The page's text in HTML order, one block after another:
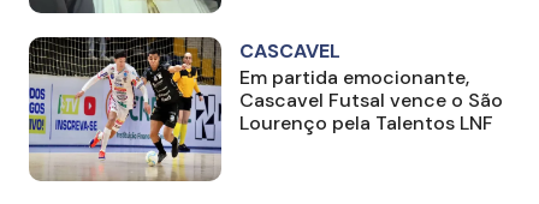
CASCAVEL
Em partida emocionante,
Cascavel Futsal vence o São
Lourenço pela Talentos LNF